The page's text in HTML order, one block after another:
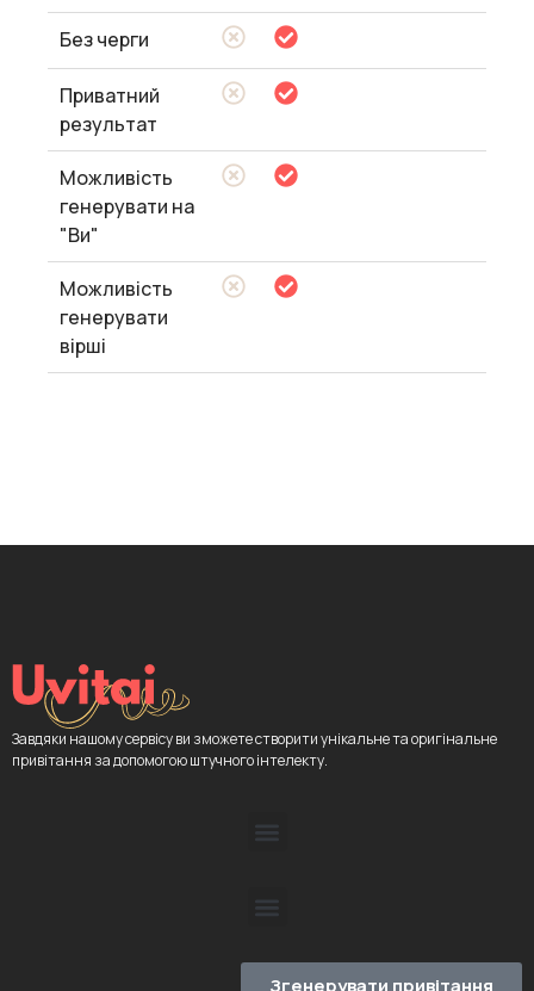
Без черги
Приватний
результат
Можливість
генерувати на
"Ви"
Можливість
генерувати
вірші
Завдяки нашому сервісу ви зможете створити унікальне та оригінальне
привітання за допомогою штучного інтелекту.
Згенерувати привітання